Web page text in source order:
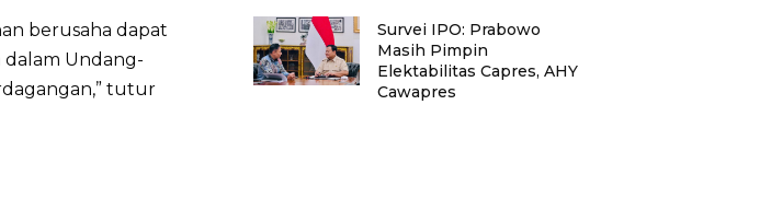
berusaha dapat
Undang-
tutur
Survei IPO: Prabowo
Masih Pimpin
Elektabilitas Capres, AHY
Cawapres